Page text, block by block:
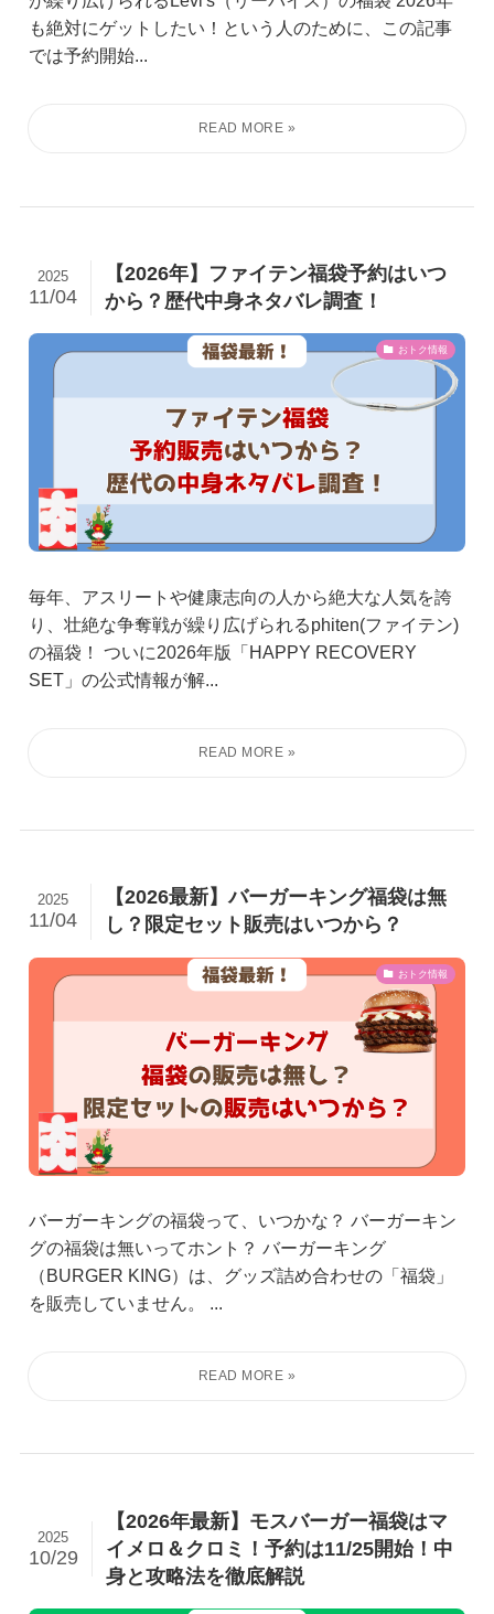
も絶対にゲットしたい！という人のために、この記事
では予約開始...
【2026年】ファイテン福袋予約はいつ
から？歴代中身ネタバレ調査！
2025
11/04
おトク情報
毎年、アスリートや健康志向の人から絶大な人気を誇
り、壮絶な争奪戦が繰り広げられるphiten(ファイテン)
の福袋！ ついに2026年版「HAPPY RECOVERY
SET」の公式情報が解...
【2026最新】バーガーキング福袋は無
し？限定セット販売はいつから？
2025
11/04
おトク情報
バーガーキングの福袋って、いつかな？ バーガーキン
グの福袋は無いってホント？ バーガーキング
（BURGER KING）は、グッズ詰め合わせの「福袋」
を販売していません。 ...
【2026年最新】モスバーガー福袋はマ
イメロ＆クロミ！予約は11/25開始！中
身と攻略法を徹底解説
2025
10/29